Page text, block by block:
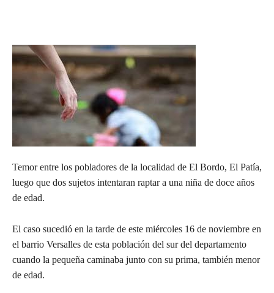
Temor entre los pobladores de la localidad de El Bordo, El Patía,
luego que dos sujetos intentaran raptar a una niña de doce años
de edad.
El caso sucedió en la tarde de este miércoles 16 de noviembre en
el barrio Versalles de esta población del sur del departamento
cuando la pequeña caminaba junto con su prima, también menor
de edad.